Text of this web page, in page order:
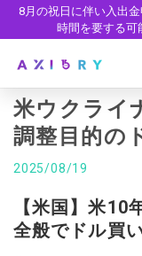
8月の祝日に伴い入出
時間を要する可
はじめに
ライセンス
取引
取引商品
取引条件
口座
米ウクライ
調整目的の
2025/08/19
【米国】米10
全般でドル買